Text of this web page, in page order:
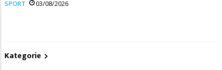
SPORT 03/08/2026
Kategorie